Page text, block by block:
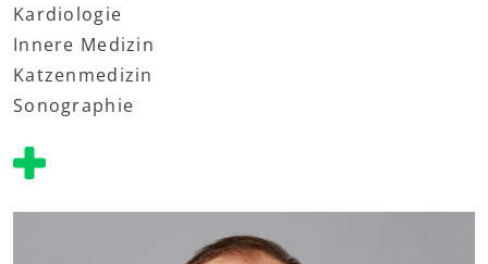
Kardiologie
Innere Medizin
Katzenmedizin
Sonographie